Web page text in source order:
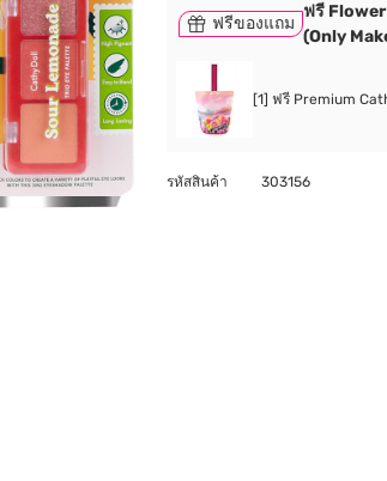
ฟรีของแถม
ฟรี
(Only
[1] ฟรี Premium
รหัสสินค้า 303156